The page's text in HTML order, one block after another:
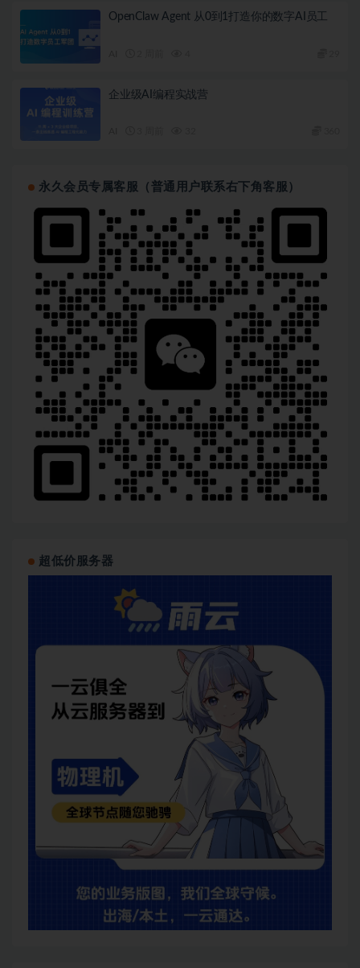
OpenClaw Agent 从0到1打造你的数字AI员工
企业级AI编程实战营
永久会员专属客服（普通用户联系右下角客服）
超低价服务器